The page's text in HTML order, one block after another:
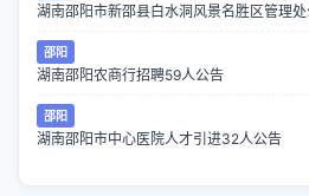
湖南邵阳市新邵县白水洞风景名胜区管理
邵阳
湖南邵阳农商行招聘59人公告
邵阳
湖南邵阳市中心医院人才引进32人公告